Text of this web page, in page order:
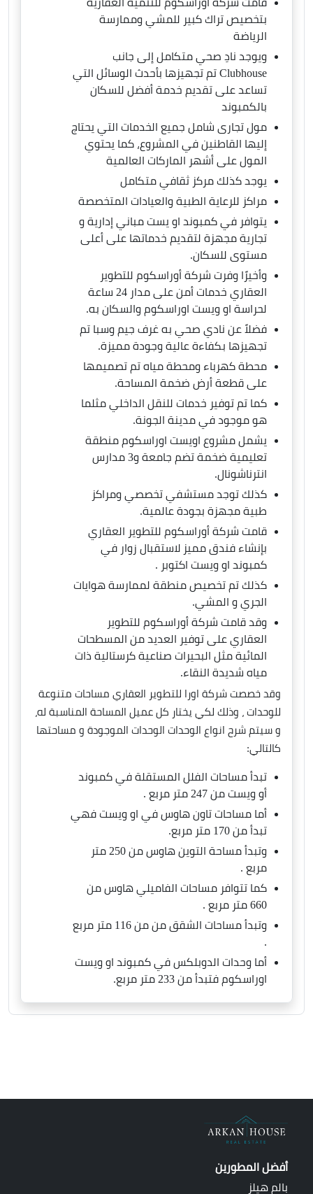
قامت شركة أوراسكوم للتنمية العقارية
بتخصيص تراك كبير للمشي وممارسة
الرياضة
ويوجد نادِ صحي متكامل إلى جانب
Clubhouse تم تجهيزها بأحدث الوسائل التي
تساعد على تقديم خدمة أفضل للسكان
بالكمبوند
مول تجارى شامل جميع الخدمات التي يحتاج
إليها القاطنين في المشروع، كما يحتوي
المول على أشهر الماركات العالمية
يوجد كذلك مركز ثقافي متكامل
مراكز للرعاية الطبية والعيادات المتخصصة
يتوافر في كمبوند او يست مباني إدارية و
تجارية مجهزة لتقديم خدماتها على أعلى
مستوى للسكان.
وأخيرًا وفرت شركة أوراسكوم للتطوير
العقاري خدمات أمن على مدار 24 ساعة
لحراسة او ويست اوراسكوم والسكان به.
فضلاً عن نادي صحي به غرف جيم وسبا تم
تجهيزها بكفاءة عالية وجودة مميزة.
محطة كهرباء ومحطة مياه تم تصميمها
على قطعة أرض ضخمة المساحة.
كما تم توفير خدمات للنقل الداخلي مثلما
هو موجود في مدينة الجونة.
يشمل مشروع اويست اوراسكوم منطقة
تعليمية ضخمة تضم جامعة و3 مدارس
انترناشونال.
كذلك توجد مستشفي تخصصي ومراكز
طبية مجهزة بجودة عالمية.
قامت شركة أوراسكوم للتطوير العقاري
بإنشاء فندق مميز لاستقبال زوار في
كمبوند او ويست اكتوبر .
كذلك تم تخصيص منطقة لممارسة هوايات
الجري و المشي.
وقد قامت شركة أوراسكوم للتطوير
العقاري على توفير العديد من المسطحات
المائية مثل البحيرات صناعية كرستالية ذات
مياه شديدة النقاء.
وقد خصصت شركة اورا للتطوير العقاري مساحات متنوعة
للوحدات ، وذلك لكي يختار كل عميل المساحة المناسبة له،
و سيتم شرح انواع الوحدات الوحدات الموجودة و مساحتها
كالتالي:
تبدأ مساحات الفلل المستقلة في كمبوند
أو ويست من 247 متر مربع .
أما مساحات تاون هاوس في او ويست فهي
تبدأ من 170 متر مربع.
وتبدأ مساحة التوين هاوس من 250 متر
مربع .
كما تتوافر مساحات الفاميلي هاوس من
660 متر مربع .
وتبدأ مساحات الشقق من من 116 متر مربع
.
أما وحدات الدوبلكس في كمبوند او ويست
اوراسكوم فتبدأ من 233 متر مربع.
أفضل المطورين
بالم هيلز